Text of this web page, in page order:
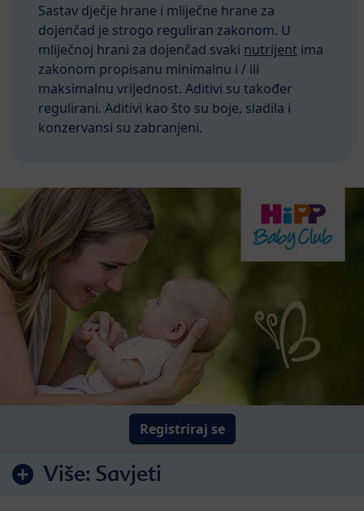
Sastav dječje hrane i mliječne hrane za
dojenčad je strogo reguliran zakonom. U
mliječnoj hrani za dojenčad svaki nutrijent ima
zakonom propisanu minimalnu i / ili
maksimalnu vrijednost. Aditivi su također
regulirani. Aditivi kao što su boje, sladila i
konzervansi su zabranjeni.
Registriraj se
Više: Savjeti